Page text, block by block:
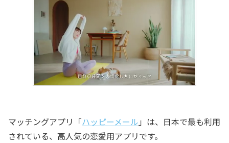
マッチングアプリ「ハッピーメール 」は、日本で最も利用
されている、高人気の恋愛用アプリです。